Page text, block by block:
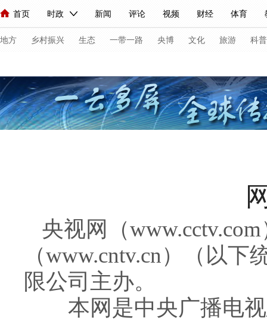
首页 时政 新闻 评论 视频 财经 体育
人民领袖习近平 联播+ 中国领导人 央视快评 习式妙语
直播 栏目大全 节目单 听音 微视频 主持人
海外频道 iPanda English Монгол
地方 乡村振兴 生态 一带一路 央博 文化 旅游 科普
总台春晚 网络春晚 共产党员网 秧纪录 纪录片网
新兵请入列
直播 竞猜 2026年世界杯 2026年冬奥会
VIP会员 CCTV奥林匹克频道 生活体育大会 体育江湖
财经 教育 乡村振兴
大国展会 大国保险 云顶对话 云起
央视网（
（www.cntv.cn）（以
限公司主办。
本网是中央广播电视